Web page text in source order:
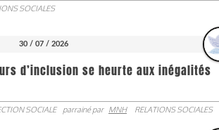
SOCIALES
30 / 07 / 2026
d’inclusion se heurte aux inégalités
SOCIALE parrainé par MNH RELATIONS SOCIALES